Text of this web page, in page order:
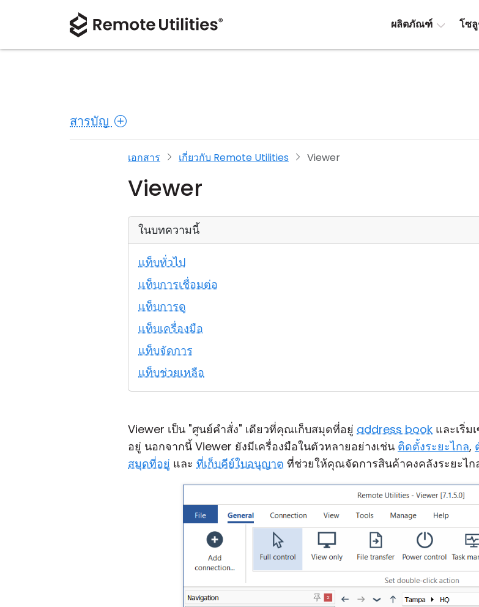
ผลิตภัณฑ์ โซ
สารบัญ
เอกสาร เกี่ยวกับ Remote Utilities Viewer
Viewer
ในบทความนี้
แท็บทั่วไป
แท็บการเชื่อมต่อ
แท็บการดู
แท็บเครื่องมือ
แท็บจัดการ
แท็บช่วยเหลือ
Viewer เป็น "ศูนย์คำสั่ง" เดียวที่คุณเก็บสมุดที่อยู่ address book และเริ่ม
อยู่ นอกจากนี้ Viewer ยังมีเครื่องมือในตัวหลายอย่างเช่น ติดตั้งระยะไกล,
สมุดที่อยู่ และ ที่เก็บคีย์ใบอนุญาต ที่ช่วยให้คุณจัดการสินค้าคงคลังระยะไ